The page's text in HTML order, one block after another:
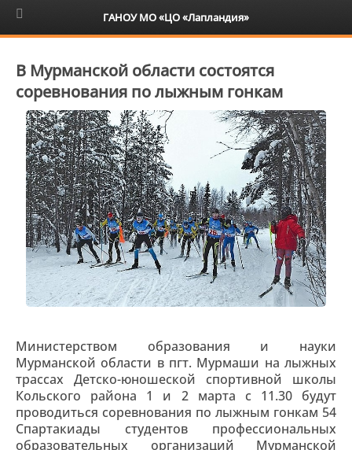
6+
В Мурманской области состоятся
соревнования по лыжным гонкам
Министерством образования и науки
Мурманской области в пгт. Мурмаши на лыжных
трассах Детско-юношеской спортивной школы
Кольского района 1 и 2 марта с 11.30 будут
проводиться соревнования по лыжным гонкам 54
Спартакиады студентов профессиональных
образовательных организаций Мурманской
ГАНОУ МО «ЦО «Лапландия»